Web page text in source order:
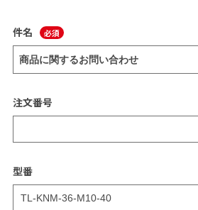
件名
注文番号
型番